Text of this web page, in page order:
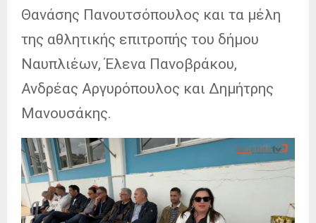
Θανάσης Πανουτσόπουλος και τα μέλη
της αθλητικής επιτροπής του δήμου
Ναυπλιέων, Έλενα Πανοβράκου,
Ανδρέας Αργυρόπουλος και Δημήτρης
Μανουσάκης.